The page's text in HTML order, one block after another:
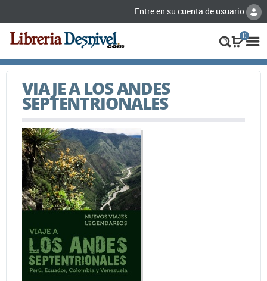
Entre en su cuenta de usuario
0
VIAJE A LOS ANDES
SEPTENTRIONALES